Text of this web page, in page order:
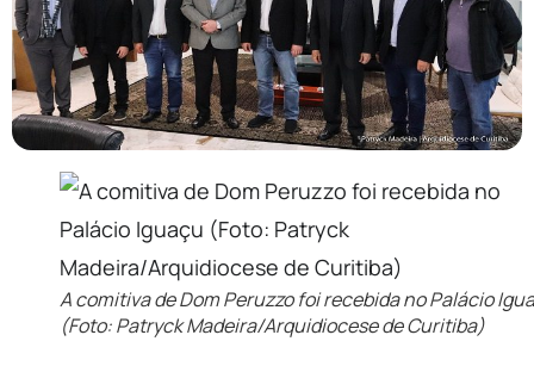
A comitiva de Dom Peruzzo foi recebida no Palácio
(Foto: Patryck Madeira/Arquidiocese de Curitiba)